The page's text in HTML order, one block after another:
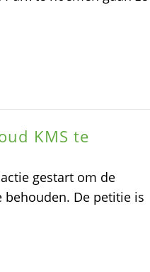
KMS te
gestart om de
behouden. De petitie is